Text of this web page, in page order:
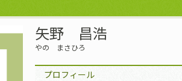
矢野 昌浩
やの まさひろ
プロフィール